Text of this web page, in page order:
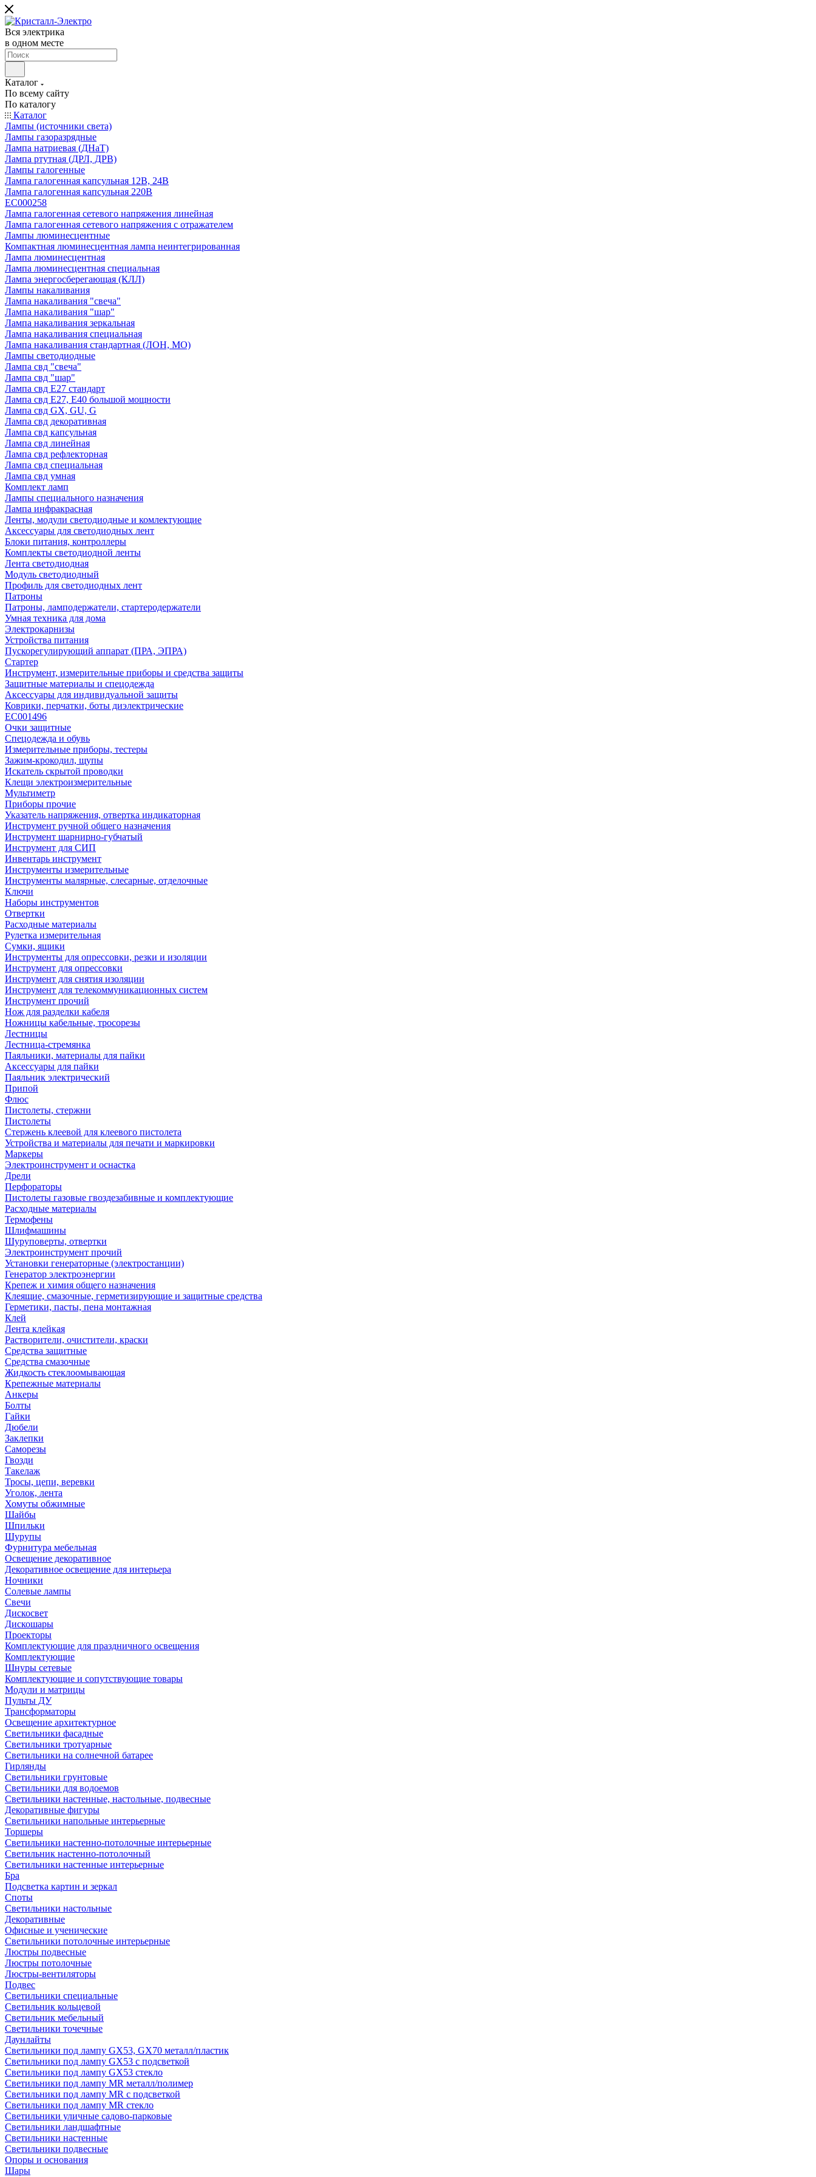
Вся электрика
в одном месте
Каталог
По всему сайту
По каталогу
Каталог
Лампы (источники света)
Лампы газоразрядные
Лампа натриевая (ДНаТ)
Лампа ртутная (ДРЛ, ДРВ)
Лампы галогенные
Лампа галогенная капсульная 12В, 24В
Лампа галогенная капсульная 220В
EC000258
Лампа галогенная сетевого напряжения линейная
Лампа галогенная сетевого напряжения с отражателем
Лампы люминесцентные
Компактная люминесцентная лампа неинтегрированная
Лампа люминесцентная
Лампа люминесцентная специальная
Лампа энергосберегающая (КЛЛ)
Лампы накаливания
Лампа накаливания "свеча"
Лампа накаливания "шар"
Лампа накаливания зеркальная
Лампа накаливания специальная
Лампа накаливания стандартная (ЛОН, МО)
Лампы светодиодные
Лампа свд "свеча"
Лампа свд "шар"
Лампа свд E27 стандарт
Лампа свд E27, Е40 большой мощности
Лампа свд GX, GU, G
Лампа свд декоративная
Лампа свд капсульная
Лампа свд линейная
Лампа свд рефлекторная
Лампа свд специальная
Лампа свд умная
Комплект ламп
Лампы специального назначения
Лампа инфракрасная
Ленты, модули светодиодные и комлектующие
Аксессуары для светодиодных лент
Блоки питания, контроллеры
Комплекты светодиодной ленты
Лента светодиодная
Модуль светодиодный
Профиль для светодиодных лент
Патроны
Патроны, ламподержатели, стартеродержатели
Умная техника для дома
Электрокарнизы
Устройства питания
Пускорегулирующий аппарат (ПРА, ЭПРА)
Стартер
Инструмент, измерительные приборы и средства защиты
Защитные материалы и спецодежда
Аксессуары для индивидуальной защиты
Коврики, перчатки, боты диэлектрические
EC001496
Очки защитные
Спецодежда и обувь
Измерительные приборы, тестеры
Зажим-крокодил, щупы
Искатель скрытой проводки
Клещи электроизмерительные
Мультиметр
Приборы прочие
Указатель напряжения, отвертка индикаторная
Инструмент ручной общего назначения
Инструмент шарнирно-губчатый
Инструмент для СИП
Инвентарь инструмент
Инструменты измерительные
Инструменты малярные, слесарные, отделочные
Ключи
Наборы инструментов
Отвертки
Расходные материалы
Рулетка измерительная
Сумки, ящики
Инструменты для опрессовки, резки и изоляции
Инструмент для опрессовки
Инструмент для снятия изоляции
Инструмент для телекоммуникационных систем
Инструмент прочий
Нож для разделки кабеля
Ножницы кабельные, тросорезы
Лестницы
Лестница-стремянка
Паяльники, материалы для пайки
Аксессуары для пайки
Паяльник электрический
Припой
Флюс
Пистолеты, стержни
Пистолеты
Стержень клеевой для клеевого пистолета
Устройства и материалы для печати и маркировки
Маркеры
Электроинструмент и оснастка
Дрели
Перфораторы
Пистолеты газовые гвоздезабивные и комплектующие
Расходные материалы
Термофены
Шлифмашины
Шуруповерты, отвертки
Электроинструмент прочий
Установки генераторные (электростанции)
Генератор электроэнергии
Крепеж и химия общего назначения
Клеящие, смазочные, герметизирующие и защитные средства
Герметики, пасты, пена монтажная
Клей
Лента клейкая
Растворители, очистители, краски
Средства защитные
Средства смазочные
Жидкость стеклоомывающая
Крепежные материалы
Анкеры
Болты
Гайки
Дюбели
Заклепки
Саморезы
Гвозди
Такелаж
Тросы, цепи, веревки
Уголок, лента
Хомуты обжимные
Шайбы
Шпильки
Шурупы
Фурнитура мебельная
Освещение декоративное
Декоративное освещение для интерьера
Ночники
Солевые лампы
Свечи
Дискосвет
Дискошары
Проекторы
Комплектующие для праздничного освещения
Комплектующие
Шнуры сетевые
Комплектующие и сопутствующие товары
Модули и матрицы
Пульты ДУ
Трансформаторы
Освещение архитектурное
Светильники фасадные
Светильники тротуарные
Светильники на солнечной батарее
Гирлянды
Светильники грунтовые
Светильники для водоемов
Светильники настенные, настольные, подвесные
Декоративные фигуры
Светильники напольные интерьерные
Торшеры
Светильники настенно-потолочные интерьерные
Светильник настенно-потолочный
Светильники настенные интерьерные
Бра
Подсветка картин и зеркал
Споты
Светильники настольные
Декоративные
Офисные и ученические
Светильники потолочные интерьерные
Люстры подвесные
Люстры потолочные
Люстры-вентиляторы
Подвес
Светильники специальные
Светильник кольцевой
Светильник мебельный
Светильники точечные
Даунлайты
Светильники под лампу GX53, GX70 металл/пластик
Светильники под лампу GX53 с подсветкой
Светильники под лампу GX53 стекло
Светильники под лампу MR металл/полимер
Светильники под лампу MR с подсветкой
Светильники под лампу MR стекло
Светильники уличные садово-парковые
Светильники ландшафтные
Светильники настенные
Светильники подвесные
Опоры и основания
Шары